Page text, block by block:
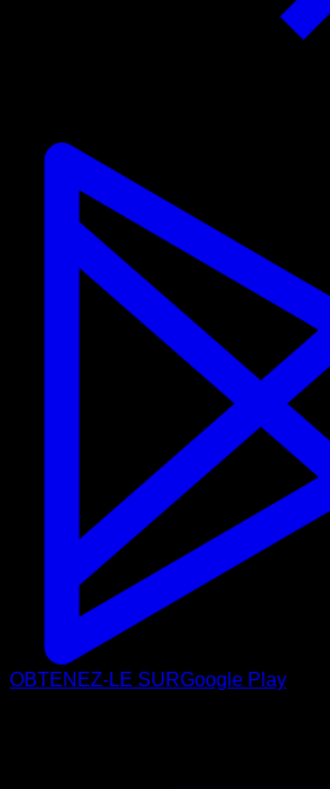
OBTENEZ-LE SURGoogle Play